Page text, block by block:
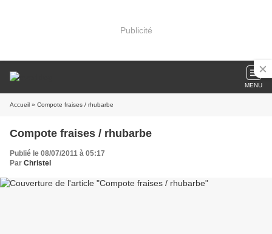
Publicité
MENU
Accueil » Compote fraises / rhubarbe
Compote fraises / rhubarbe
Publié le 08/07/2011 à 05:17
Par Christel